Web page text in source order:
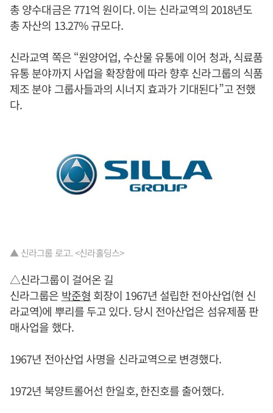
총 양수대금은 771억 원이다. 이는 신라교역의 2018년도
총 자산의 13.27% 규모다.
신라교역 쪽은 “원양어업, 수산물 유통에 이어 청과, 식료품
유통 분야까지 사업을 확장함에 따라 향후 신라그룹의 식품
제조 분야 그룹사들과의 시너지 효과가 기대된다”고 전했
다.
▲ 신라그룹 로고. <신라홀딩스>
△신라그룹이 걸어온 길
신라그룹은 박준형 회장이 1967년 설립한 전아산업(현 신
라교역)에 뿌리를 두고 있다. 당시 전아산업은 섬유제품 판
매사업을 했다.
1967년 전아산업 사명을 신라교역으로 변경했다.
1972년 북양트롤어선 한일호, 한진호를 출어했다.